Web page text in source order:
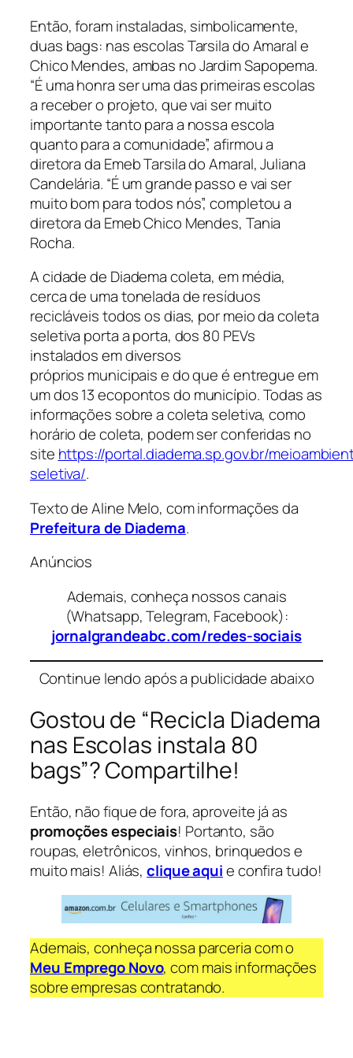
Então, foram instaladas, simbolicamente,
duas bags: nas escolas Tarsila do Amaral e
Chico Mendes, ambas no Jardim Sapopema.
“É uma honra ser uma das primeiras escolas
a receber o projeto, que vai ser muito
importante tanto para a nossa escola
quanto para a comunidade”, afirmou a
diretora da Emeb Tarsila do Amaral, Juliana
Candelária. “É um grande passo e vai ser
muito bom para todos nós”, completou a
diretora da Emeb Chico Mendes, Tania
Rocha.
A cidade de Diadema coleta, em média,
cerca de uma tonelada de resíduos
recicláveis todos os dias, por meio da coleta
seletiva porta a porta, dos 80 PEVs
instalados em diversos
próprios municipais e do que é entregue em
um dos 13 ecopontos do município. Todas as
informações sobre a coleta seletiva, como
horário de coleta, podem ser conferidas no
site https://portal.diadema.sp.gov.br/
seletiva/.
Texto de Aline Melo, com informações da
Prefeitura de Diadema.
Anúncios
Ademais, conheça nossos canais
(Whatsapp, Telegram, Facebook):
jornalgrandeabc.com/redes-sociais
Continue lendo após a publicidade abaixo
Gostou de “Recicla Diadema
nas Escolas instala 80
bags”? Compartilhe!
Então, não fique de fora, aproveite já as
promoções especiais! Portanto, são
roupas, eletrônicos, vinhos, brinquedos e
muito mais! Aliás,clique aquie confira tudo!
Ademais, conheça nossa parceria com o
Meu Emprego Novo, com mais informações
sobre empresas contratando.